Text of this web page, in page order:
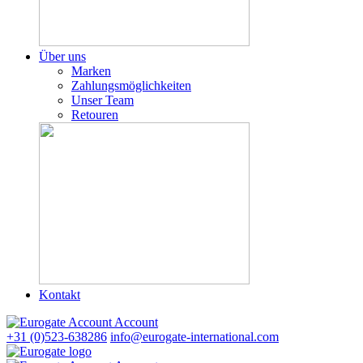
Über uns
Marken
Zahlungsmöglichkeiten
Unser Team
Retouren
Kontakt
Account
+31 (0)523-638286 info@eurogate-international.com